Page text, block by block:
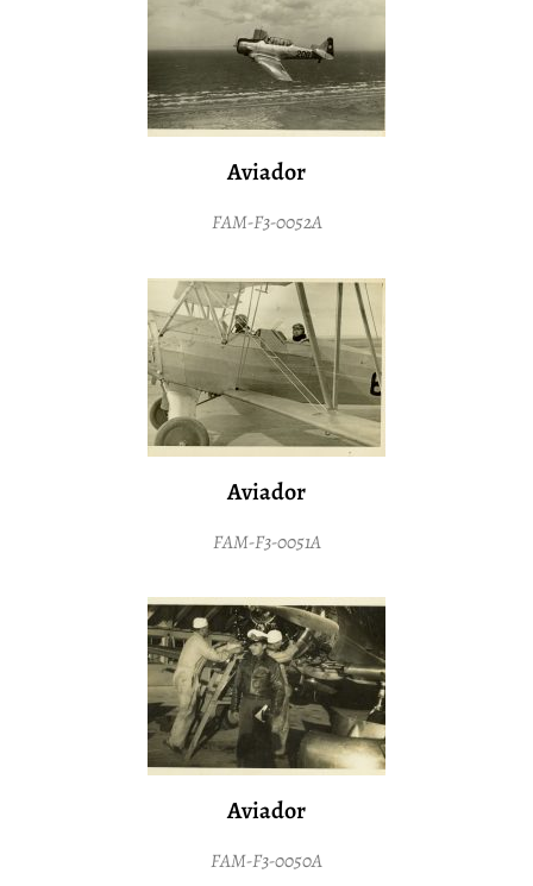
Aviador
FAM-F3-0052A
Aviador
FAM-F3-0051A
Aviador
FAM-F3-0050A